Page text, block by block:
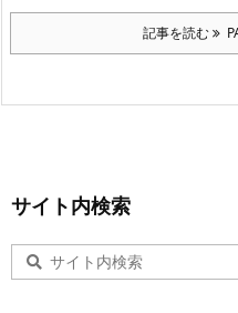
記事を読む
サイト内検索